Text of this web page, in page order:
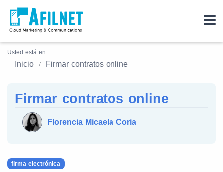
Usted está en:
Inicio Firmar contratos online
Firmar contratos online
Florencia Micaela Coria
firma electrónica